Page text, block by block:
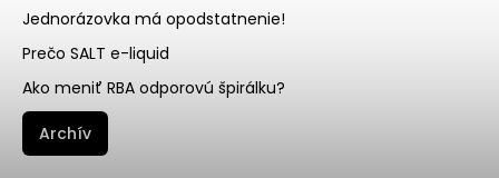
Jednorázovka má opodstatnenie!
Prečo SALT e-liquid
Ako meniť RBA odporovú špirálku?
Archív